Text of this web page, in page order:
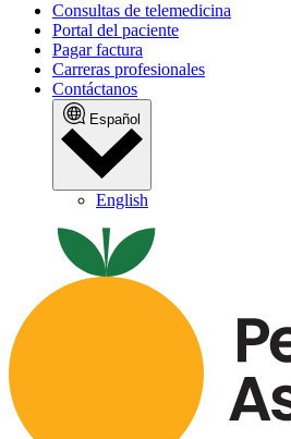
Consultas de telemedicina
Portal del paciente
Pagar factura
Carreras profesionales
Contáctanos
Español
English